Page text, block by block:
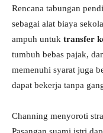
Rencana tabungan
sebagai alat biaya
ampuh untuk transfer
tumbuh bebas pajak,
memenuhi syarat juga
dapat bekerja tanpa
Channing menyoroti
Pasangan suami istri